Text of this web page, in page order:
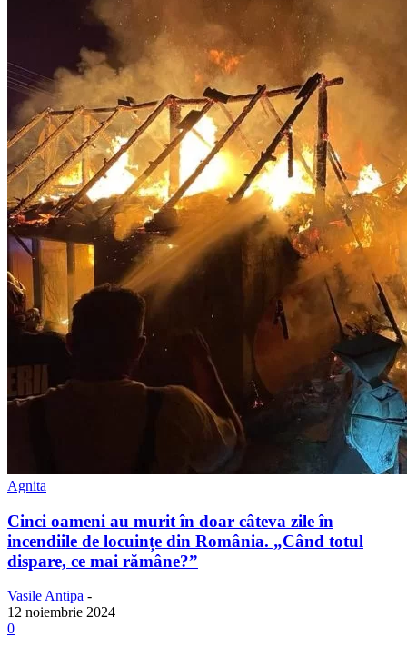
Agnita
Cinci oameni au murit în doar câteva zile în
incendiile de locuințe din România. „Când totul
dispare, ce mai rămâne?”
Vasile Antipa -
12 noiembrie 2024
0